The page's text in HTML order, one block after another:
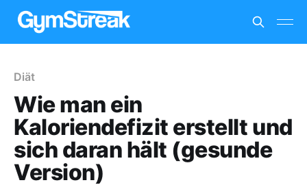
Diät
Wie man ein
Kaloriendefizit erstellt und
sich daran hält (gesunde
Version)